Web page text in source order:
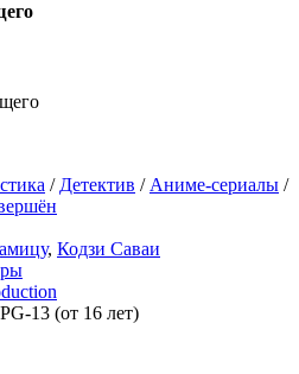
/ Детектив / Аниме-сериалы /
, Кодзи Саваи
PG-13 (от 16 лет)